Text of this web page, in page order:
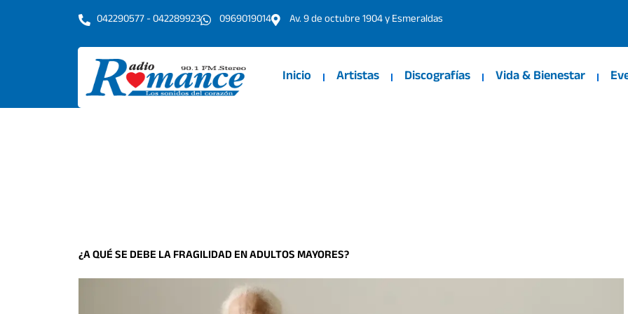
042290577 - 042289923 0969019014 Av. 9 de octubre 1904 y Esmeraldas
Inicio Artistas Discografías Vida & Bienestar
¿A QUÉ SE DEBE LA FRAGILIDAD EN ADULTOS MAYORES?